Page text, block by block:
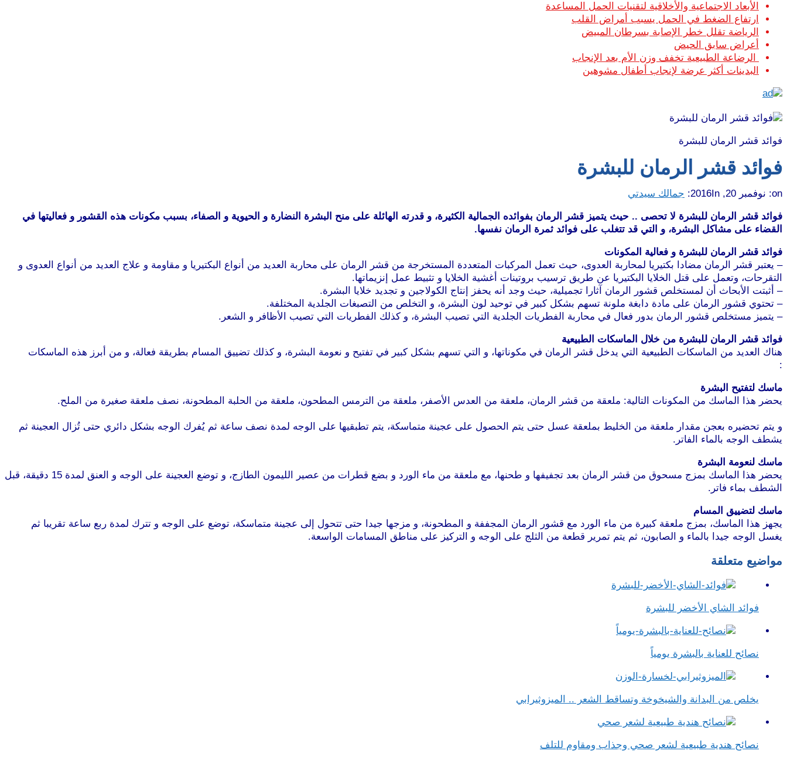
الأبعاد الاجتماعية والأخلاقية لتقنيات الحمل المساعدة
ارتفاع الضغط في الحمل يسبب أمراض القلب
الرياضة تقلل خطر الإصابة بسرطان المبيض
أعراض سابق الحيض
الرضاعة الطبيعية تخفف وزن الأم بعد الإنجاب
البدينات أكثر عرضة لإنجاب أطفال مشوهين
فوائد قشر الرمان للبشرة
فوائد قشر الرمان للبشرة
on: نوفمبر 20, 2016 In: جمالك سيدتي
فوائد قشر الرمان للبشرة لا تحصى .. حيث يتميز قشر الرمان بفوائده الجمالية الكثيرة، و قدرته الهائلة على منح البشرة النضارة و الحيوية و الصفاء، بسبب مكونات هذه القشور و فعاليتها في
القضاء على مشاكل البشرة، و التي قد تتغلب على فوائد ثمرة الرمان نفسها.
فوائد قشر الرمان للبشرة و فعالية المكونات
– يعتبر قشر الرمان مضادا بكتيريا لمحاربة العدوى، حيث تعمل المركبات المتعددة المستخرجة من قشر الرمان على محاربة العديد من أنواع البكتيريا و مقاومة و علاج العديد من أنواع العدوى و
التقرحات، وتعمل على قتل الخلايا البكتيريا عن طريق ترسيب بروتينات أغشية الخلايا و تثبيط عمل إنزيماتها.
– أثبتت الأبحاث أن لمستخلص قشور الرمان آثارا تجميلية، حيث وجد أنه يحفز إنتاج الكولاجين و تجديد خلايا البشرة.
– تحتوي قشور الرمان على مادة دابغة ملونة تسهم بشكل كبير في توحيد لون البشرة، و التخلص من التصبغات الجلدية المختلفة.
– يتميز مستخلص قشور الرمان بدور فعال في محاربة الفطريات الجلدية التي تصيب البشرة، و كذلك الفطريات التي تصيب الأظافر و الشعر.
فوائد قشر الرمان للبشرة من خلال الماسكات الطبيعية
هناك العديد من الماسكات الطبيعية التي يدخل قشر الرمان في مكوناتها، و التي تسهم بشكل كبير في تفتيح و نعومة البشرة، و كذلك تضييق المسام بطريقة فعالة، و من أبرز هذه الماسكات
:
ماسك لتفتيح البشرة
يحضر هذا الماسك من المكونات التالية: ملعقة من قشر الرمان، ملعقة من العدس الأصفر، ملعقة من الترمس المطحون، ملعقة من الحلبة المطحونة، نصف ملعقة صغيرة من الملح.
و يتم تحضيره بعجن مقدار ملعقة من الخليط بملعقة عسل حتى يتم الحصول على عجينة متماسكة، يتم تطبقيها على الوجه لمدة نصف ساعة ثم يُفرك الوجه بشكل دائري حتى تُزال العجينة ثم
يشطف الوجه بالماء الفاتر.
ماسك لنعومة البشرة
يحضر هذا الماسك بمزج مسحوق من قشر الرمان بعد تجفيفها و طحنها، مع ملعقة من ماء الورد و بضع قطرات من عصير الليمون الطازج، و توضع العجينة على الوجه و العنق لمدة 15 دقيقة، قبل
الشطف بماء فاتر.
ماسك لتضييق المسام
يجهز هذا الماسك، بمزج ملعقة كبيرة من ماء الورد مع قشور الرمان المجففة و المطحونة، و مزجها جيدا حتى تتحول إلى عجينة متماسكة، توضع على الوجه و تترك لمدة ربع ساعة تقريبا ثم
يغسل الوجه جيدا بالماء و الصابون، ثم يتم تمرير قطعة من الثلج على الوجه و التركيز على مناطق المسامات الواسعة.
مواضيع متعلقة
فوائد الشاي الأخضر للبشرة
نصائح للعناية بالبشرة يومياً
يخلص من البدانة والشيخوخة وتساقط الشعر .. الميزوثيرابي
نصائح هندية طبيعية لشعر صحي وجذاب ومقاوم للتلف